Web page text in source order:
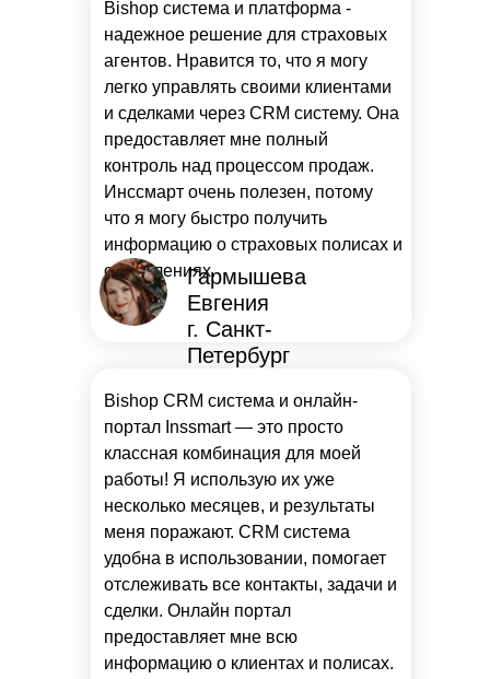
Bishop система и платформа -
надежное решение для страховых
агентов. Нравится то, что я могу
легко управлять своими клиентами
и сделками через CRM систему. Она
предоставляет мне полный
контроль над процессом продаж.
Инссмарт очень полезен, потому
что я могу быстро получить
информацию о страховых полисах и
обновлениях.Гармышева
Евгения
г. Санкт-
Петербург
Bishop CRM система и онлайн-
портал Inssmart — это просто
классная комбинация для моей
работы! Я использую их уже
несколько месяцев, и результаты
меня поражают. CRM система
удобна в использовании, помогает
отслеживать все контакты, задачи и
сделки. Онлайн портал
предоставляет мне всю
информацию о клиентах и полисах.